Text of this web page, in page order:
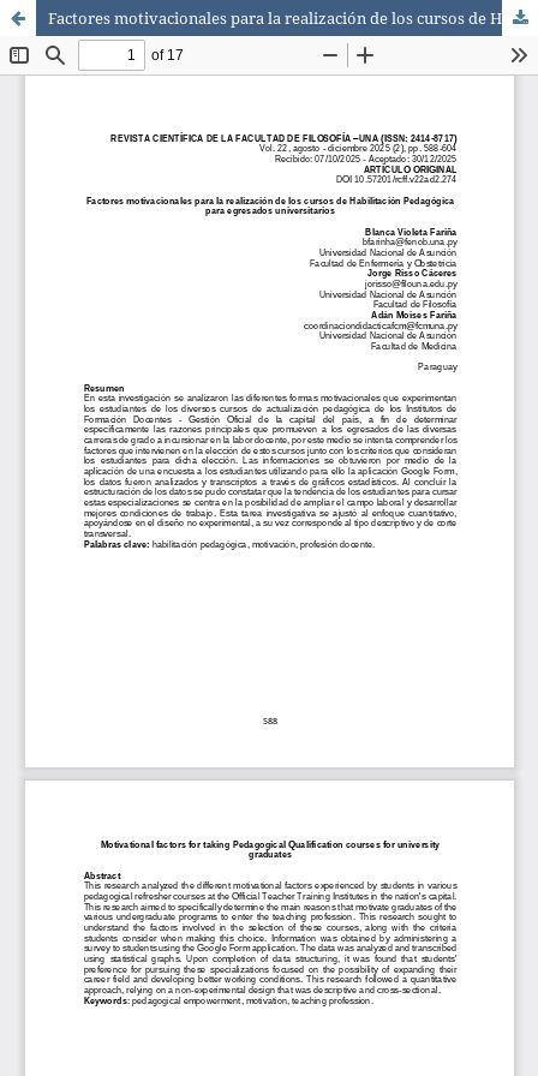
Factores motivacionales para la realización de los cursos de Habilitación Pedagógica para egresados universitarios